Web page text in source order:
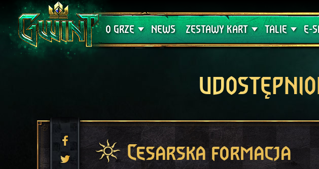
O GRZE
Wsparcie techniczne
NEWS ZESTAWY KART
Krwawa Klątwa
TALIE
Poradniki
E-
Cesarska formacja